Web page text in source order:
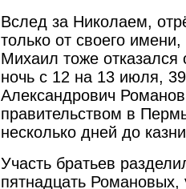
Вслед за Николаем,
только от своего
Михаил тоже
ночь с 12 на 13 июля,
Александрович
правительством в
несколько дней до
Участь братьев
пятнадцать